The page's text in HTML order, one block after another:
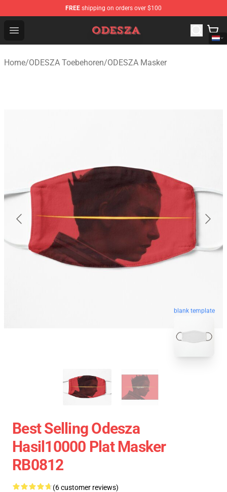
FREE shipping on orders over $100
Open menu
ODESZA Shop - Official ODESZA Merchandise Store
Home/ODESZA Toebehoren/ODESZA Masker
blank template
Best Selling Odesza
Hasil10000 Plat Masker
RB0812
(6 customer reviews)